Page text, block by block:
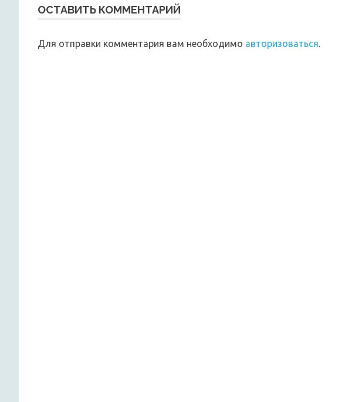
ОСТАВИТЬ КОММЕНТАРИЙ
Для отправки комментария вам необходимо авторизоваться.